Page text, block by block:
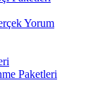
Yorum
Paketleri